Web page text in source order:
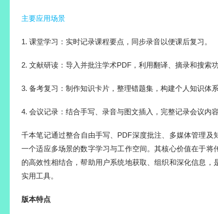
主要应用场景
1. 课堂学习：实时记录课程要点，同步录音以便课后复习。
2. 文献研读：导入并批注学术PDF，利用翻译、摘录和搜索
3. 备考复习：制作知识卡片，整理错题集，构建个人知识体
4. 会议记录：结合手写、录音与图文插入，完整记录会议内
千本笔记通过整合自由手写、PDF深度批注、多媒体管理及
一个适应多场景的数字学习与工作空间。其核心价值在于将
的高效性相结合，帮助用户系统地获取、组织和深化信息，
实用工具。
版本特点